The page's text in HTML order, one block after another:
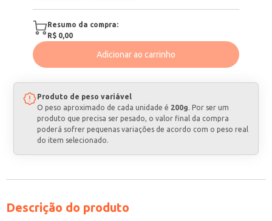
Resumo da compra:
R$ 0,00
Adicionar ao carrinho
Produto de peso variável
O peso aproximado de cada unidade é 200g. Por ser um
produto que precisa ser pesado, o valor final da compra
poderá sofrer pequenas variações de acordo com o peso real
do item selecionado.
Descrição do produto